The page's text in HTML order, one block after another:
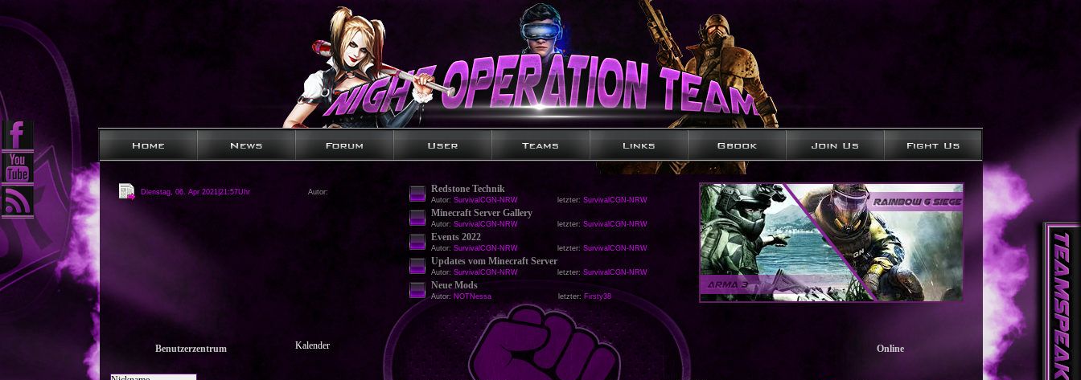
Dienstag, 06. Apr 2021|21:57Uhr Autor: Redstone Technik
Autor: SurvivalCGN-NRW letzter: SurvivalCGN-NRW
Minecraft Server Gallery
Autor: SurvivalCGN-NRW letzter: SurvivalCGN-NRW
Events 2022
Autor: SurvivalCGN-NRW letzter: SurvivalCGN-NRW
Updates vom Minecraft Server
Autor: SurvivalCGN-NRW letzter: SurvivalCGN-NRW
Neue Mods
Autor: NOTNessa letzter: Firsty38
Benutzerzentrum Kalender Online